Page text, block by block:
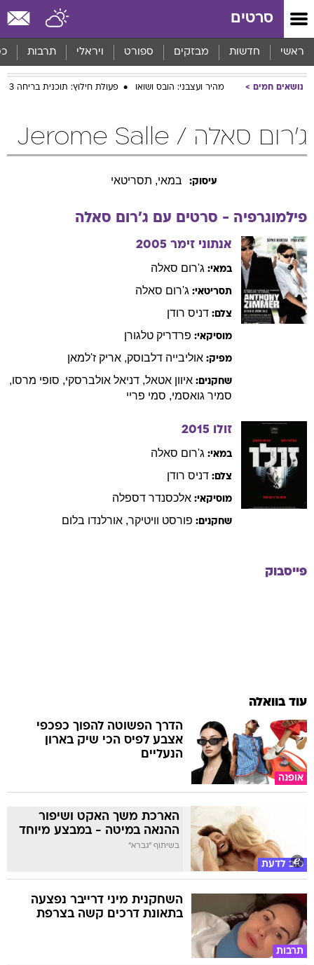
סרטים
ראשי חדשות מבזקים ספורט ויראלי תרבות
נושאים חמים מהיר ועצבני: הובס ושואו פעולת חילוץ: תוכנית בריחה 3
ג'רום סאלה / Jerome Salle
עיסוק: במאי, תסריטאי
פילמוגרפיה - סרטים עם ג'רום סאלה
אנתוני זימר 2005
במאי: ג'רום סאלה
תסריטאי: ג'רום סאלה
צלם: דניס רודן
מוסיקאי: פרדריק טלגורן
מפיק: אוליבייה דלבוסק, אריק ז'למאן
שחקנים: איוון אטאל, דניאל אולברסקי, סופי מרסו,
סמיר גואסמי, סמי פריי
זולו 2015
במאי: ג'רום סאלה
צלם: דניס רודן
מוסיקאי: אלכסנדר דספלה
שחקנים: פורסט וויטיקר, אורלנדו בלום
פייסבוק
עוד בוואלה
אופנה
הדרך הפשוטה להפוך כפכפי
אצבע לפיס הכי שיק בארון
הנעליים
טוב לדעת
הארכת משך האקט ושיפור
ההנאה במיטה - במבצע מיוחד
בשיתוף "גברא"
תרבות
השחקנית מיני דרייבר נפצעה
בתאונת דרכים קשה בצרפת